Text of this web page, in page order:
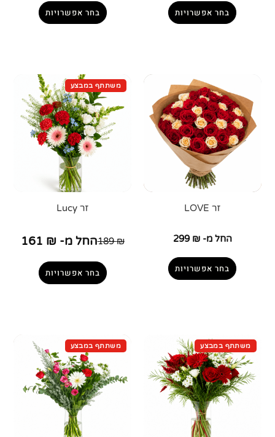
בחר אפשרויות בחר אפשרויות
זר LOVE
החל מ- 299 ₪
בחר אפשרויות
זר Lucy
189₪ החל מ- 161 ₪
בחר אפשרויות